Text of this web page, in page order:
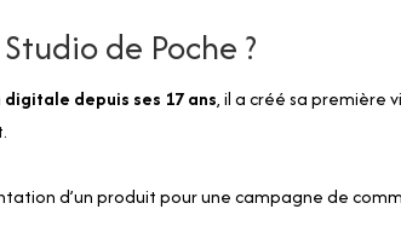
de Poche ?
depuis ses 17 ans, il a créé sa première
d’un produit pour une campagne de